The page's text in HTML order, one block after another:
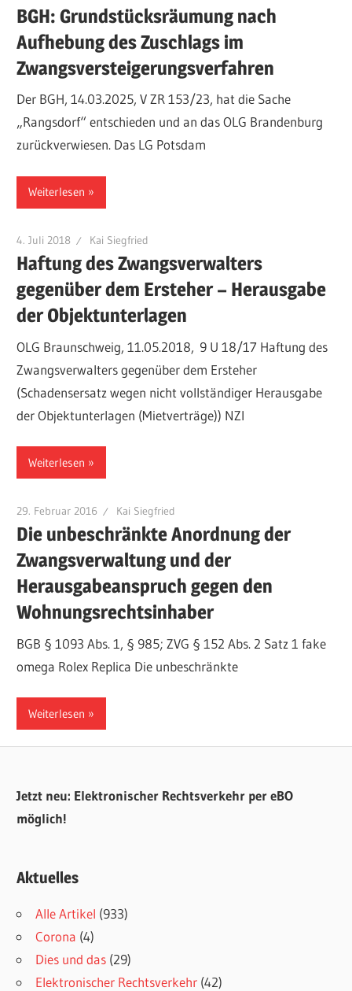
BGH: Grundstücksräumung nach
Aufhebung des Zuschlags im
Zwangsversteigerungsverfahren
Der BGH, 14.03.2025, V ZR 153/23, hat die Sache
„Rangsdorf“ entschieden und an das OLG Brandenburg
zurückverwiesen. Das LG Potsdam
Weiterlesen
4. Juli 2018 Kai Siegfried
Haftung des Zwangsverwalters
gegenüber dem Ersteher – Herausgabe
der Objektunterlagen
OLG Braunschweig, 11.05.2018, 9 U 18/17 Haftung des
Zwangsverwalters gegenüber dem Ersteher
(Schadensersatz wegen nicht vollständiger Herausgabe
der Objektunterlagen (Mietverträge)) NZI
Weiterlesen
29. Februar 2016 Kai Siegfried
Die unbeschränkte Anordnung der
Zwangsverwaltung und der
Herausgabeanspruch gegen den
Wohnungsrechtsinhaber
BGB § 1093 Abs. 1, § 985; ZVG § 152 Abs. 2 Satz 1 fake
omega Rolex Replica Die unbeschränkte
Weiterlesen
Jetzt neu: Elektronischer Rechtsverkehr per eBO
möglich!
Aktuelles
Alle Artikel (933)
Corona (4)
Dies und das (29)
Elektronischer Rechtsverkehr (42)